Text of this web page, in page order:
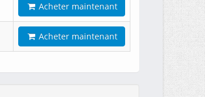
Acheter maintenant
Acheter maintenant